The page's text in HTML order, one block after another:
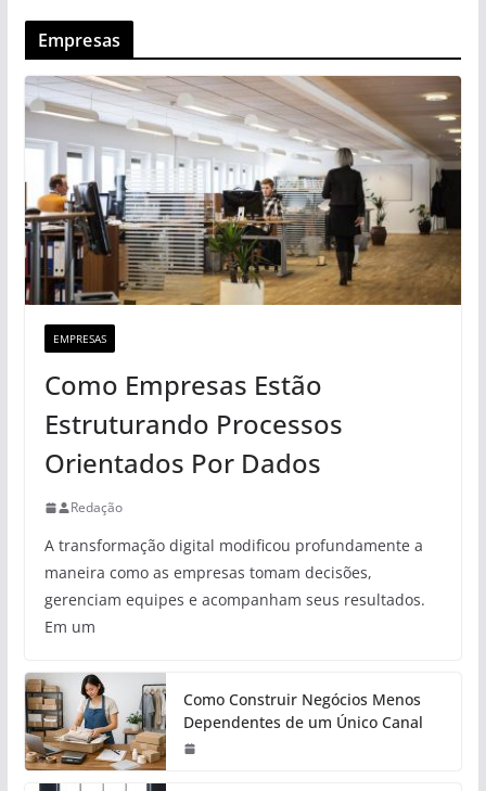
Empresas
EMPRESAS
Como Empresas Estão
Estruturando Processos
Orientados Por Dados
Redação
A transformação digital modificou profundamente a
maneira como as empresas tomam decisões,
gerenciam equipes e acompanham seus resultados.
Em um
Como Construir Negócios Menos
Dependentes de um Único Canal